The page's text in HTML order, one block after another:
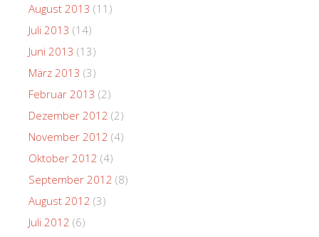
August 2013 (11)
Juli 2013 (14)
Juni 2013 (13)
März 2013 (3)
Februar 2013 (2)
Dezember 2012 (2)
November 2012 (4)
Oktober 2012 (4)
September 2012 (8)
August 2012 (3)
Juli 2012 (6)